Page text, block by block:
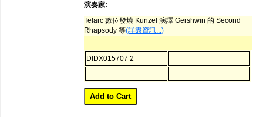
演奏家:
Telarc 數位發燒 Kunzel 演譯 Gershwin 的 Second
Rhapsody 等(詳盡資訊...)
DIDX015707 2